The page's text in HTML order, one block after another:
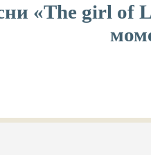
«The girl of